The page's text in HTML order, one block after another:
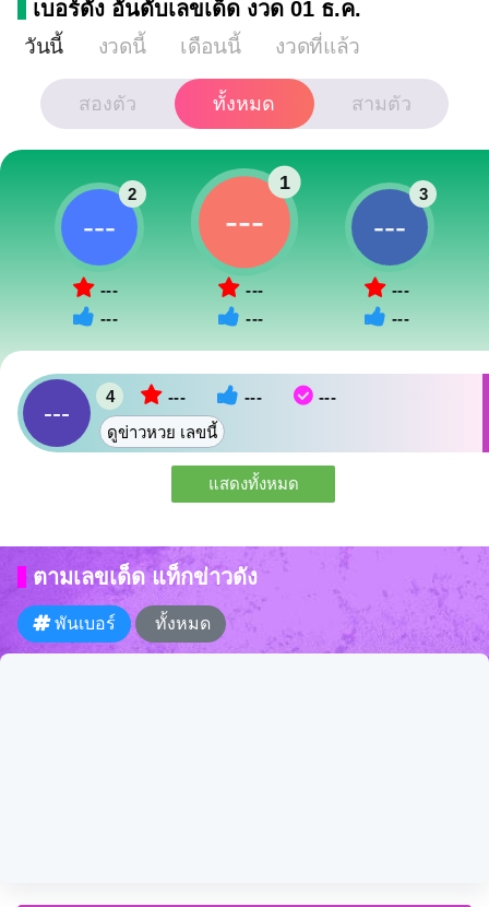
เบอร์ดัง อันดับเลขเด็ด งวด 01 ธ.ค.
วันนี้ งวดนี้ เดือนนี้ งวดที่แล้ว
สองตัว ทั้งหมด สามตัว
---
2
---
---
---
1
---
---
---
3
---
---
---
4 --- ---
---
ดูข่าวหวย เลขนี้
แสดงทั้งหมด
ตามเลขเด็ด แท็กข่าวดัง
พันเบอร์ ทั้งหมด